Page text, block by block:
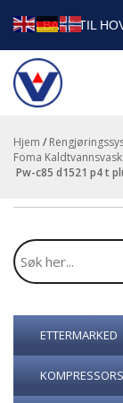
TILBAKE TIL
HANDLEVOGN
Hjem /
Foma
pw-c85 d1521 p4 t
ETTERMARKED